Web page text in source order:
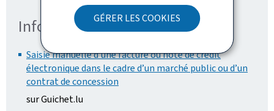
GÉRER LES COOKIES
Informations complémentaires
Saisie manuelle d’une facture ou note de crédit
électronique dans le cadre d’un marché public ou d’un
contrat de concession
sur Guichet.lu